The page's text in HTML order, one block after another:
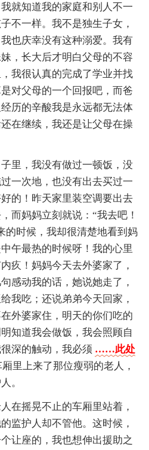
就知道我的家庭和别人不一
不一样。我不是独生子女，
也庆幸没有这种溺爱。我有
，长大后才明白父母的不容
我很认真的完成了学业并找
对父母的一个回报吧，而爸
历的辛酸我是永远都无法体
在继续，我还是让父母在操
里，我没有做过一顿饭，没
一次地，也没有出去买过一
的！昨天家里装空调要出去
而妈妈立刻就说：“我去吧！
的时候，我却很清楚地看到妈
午最热的时候呀！我的心里
疚！妈妈今天去外婆家了，
感动我的话，她说她走了，
我吃；还说弟弟今天回家，
外婆家住，明天的你们吃的
知道我会做饭，我会照顾自
深的触动，我必须 ……此处
里上来了那位瘦弱的老人，
。
在摇晃不止的车厢里站着，
监护人却不管他。这时候，
让座的，我也想伸出援助之